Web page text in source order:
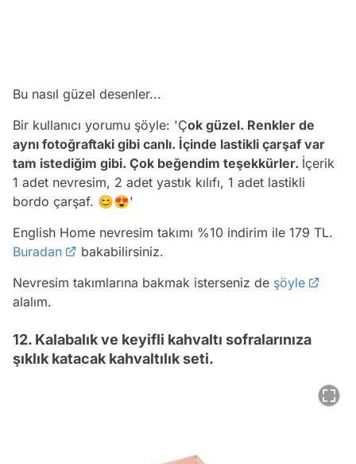
Bu nasıl güzel desenler...
Bir kullanıcı yorumu şöyle: 'Çok güzel. Renkler de
aynı fotoğraftaki gibi canlı. İçinde lastikli çarşaf var
tam istediğim gibi. Çok beğendim teşekkürler. İçerik
1 adet nevresim, 2 adet yastık kılıfı, 1 adet lastikli
bordo çarşaf. 😊😍'
English Home nevresim takımı %10 indirim ile 179 TL.
Buradan
bakabilirsiniz.
Nevresim takımlarına bakmak isterseniz de şöyle
alalım.
12. Kalabalık ve keyifli kahvaltı sofralarınıza
şıklık katacak kahvaltılık seti.